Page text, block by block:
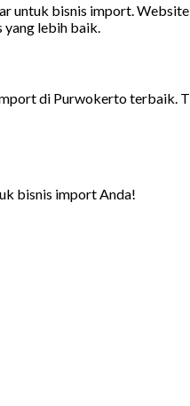
bisnis import.
yang lebih baik.
di Purwokerto terbaik.
bisnis import Anda!